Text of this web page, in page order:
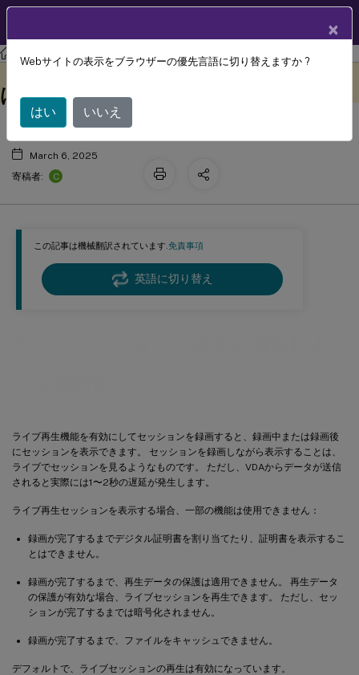
Session Recording Session Recording 2407
この記事は機械翻訳されています.免責事項
英語に切り替え
ライブ再生機能を有効にしてセッションを録画すると、録画中または録画後
にセッションを表示できます。 セッションを録画しながら表示することは、
ライブでセッションを見るようなものです。 ただし、VDAからデータが送信
されると実際には1〜2秒の遅延が発生します。
ライブ再生セッションを表示する場合、一部の機能は使用できません：
録画が完了するまでデジタル証明書を割り当てたり、証明書を表示するこ
とはできません。
録画が完了するまで、再生データの保護は適用できません。 再生データ
の保護が有効な場合、ライブセッションを再生できます。 ただし、セッ
ションが完了するまでは暗号化されません。
録画が完了するまで、ファイルをキャッシュできません。
デフォルトで、ライブセッションの再生は有効になっています。
ライブセッションの再生の有効化また
は無効化
March 6, 2025
寄稿者:
C
×
Webサイトの表示をブラウザーの優先言語に切り替えますか ?
はい いいえ